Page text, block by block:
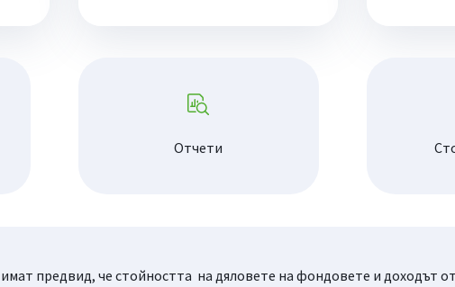
Отчети
предвид, че стойността на дяловете на фондовете и доходът от